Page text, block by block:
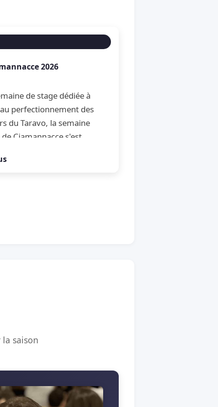
2026
de stage dédiée à
perfectionnement des
du Taravo, la semaine
Ciamannacce s'est
saison